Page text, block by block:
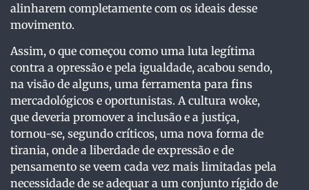
alinharem completamente com os ideais desse
movimento.
Assim, o que começou como uma luta legítima
contra a opressão e pela igualdade, acabou sendo,
na visão de alguns, uma ferramenta para fins
mercadológicos e oportunistas. A cultura woke,
que deveria promover a inclusão e a justiça,
tornou-se, segundo críticos, uma nova forma de
tirania, onde a liberdade de expressão e de
pensamento se veem cada vez mais limitadas pela
necessidade de se adequar a um conjunto rígido de